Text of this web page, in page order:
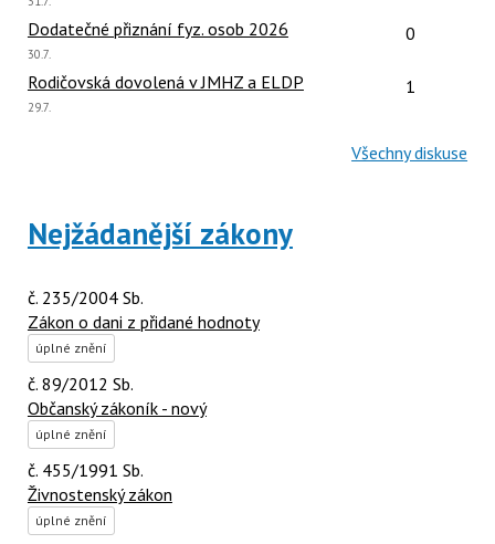
Dodatečné přiznání fyz. osob 2026 Počet
0
Poslední
30.7.
Rodičovská dovolená v JMHZ a ELDP Počet
1
Poslední
29.7.
Všechny diskuse
Nejžádanější zákony
č. 235/2004 Sb.
Zákon o dani z přidané hodnoty
úplné znění
č. 89/2012 Sb.
Občanský zákoník - nový
úplné znění
č. 455/1991 Sb.
Živnostenský zákon
úplné znění